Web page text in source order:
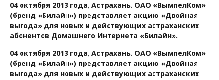
04 октября 2013 года, Астрахань. ОАО «ВымпелКом»
(бренд «Билайн») представляет акцию «Двойная
выгода» для новых и действующих астраханских
абонентов Домашнего Интернета «Билайн».
04 октября 2013 года, Астрахань. ОАО «ВымпелКом»
(бренд «Билайн») представляет акцию «Двойная
выгода» для новых и действующих астраханских